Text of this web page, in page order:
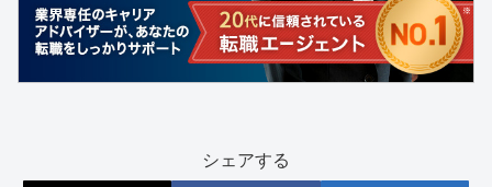
シェアする